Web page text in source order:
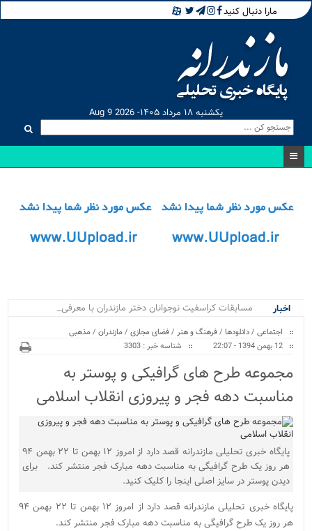
مارا دنبال کنید
یکشنبه ۱۸ مرداد ۱۴۰۵- Aug 9 2026
اخبار
مسابقات کراسفیت نوجوانان دختر مازندران با معرفی برتر.
اجتماعی /دانلودها /فرهنگ و هنر /فضای مجازی / مازندران / مذهبی
12 بهمن 1394 - 22:07
شناسه خبر : 3303
مجموعه طرح های گرافیکی و پوستر به
مناسبت دهه فجر و پیروزی انقلاب اسلامی
پایگاه خبری تحلیلی مازندرانه قصد دارد از امروز ۱۲ بهمن تا ۲۲ بهمن ۹۴
هر روز یک طرح گرافیگی به مناسبت دهه مبارک فجر منتشر کند. برای
دیدن پوستر در سایز اصلی اینجا را کلیک کنید.
پایگاه خبری تحلیلی مازندرانه قصد دارد از امروز ۱۲ بهمن تا ۲۲ بهمن ۹۴
هر روز یک طرح گرافیگی به مناسبت دهه مبارک فجر منتشر کند.